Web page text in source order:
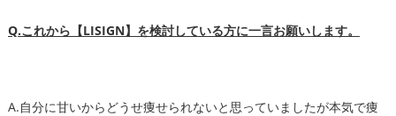
Q.これから【LISIGN】を検討している方に一言お願いします。
A.自分に甘いからどうせ痩せられないと思っていましたが本気で痩